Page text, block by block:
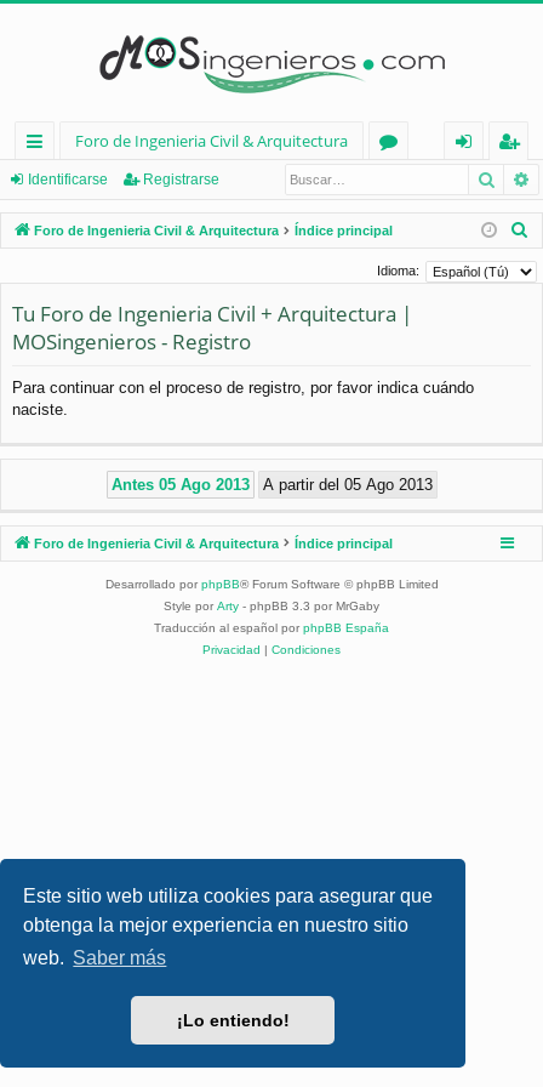
Este sitio web utiliza cookies para asegurar que
obtenga la mejor experiencia en nuestro sitio
web. Saber más
¡Lo entiendo!
nl
ac
es
pi
os
Foro de Ingenieria Civil & Arquitectura
os
nt
ifi
eg
ist
ra
Identificarse Registrarse
Foro de Ingenieria Civil & Arquitectura Índice principal
s
Idioma:
Tu Foro de Ingenieria Civil + Arquitectura |
MOSingenieros - Registro
Para continuar con el proceso de registro, por favor indica cuándo
naciste.
Foro de Ingenieria Civil & Arquitectura Índice principal
Desarrollado por phpBB® Forum Software © phpBB Limited
Style por Arty - phpBB 3.3 por MrGaby
Traducción al español por phpBB España
Privacidad | Condiciones